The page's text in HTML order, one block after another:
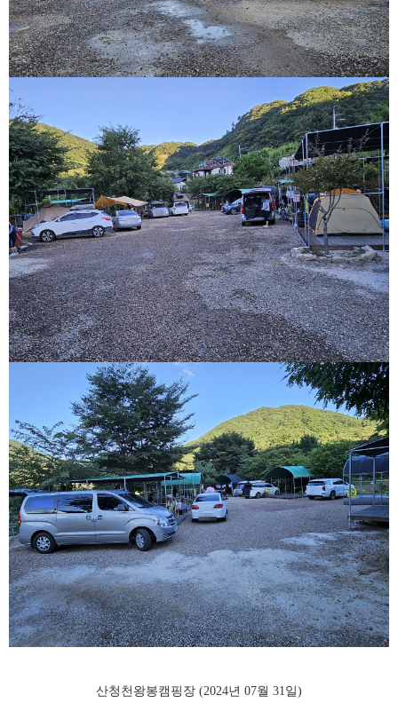
산청천왕봉캠핑장 (2024년 07월 31일)